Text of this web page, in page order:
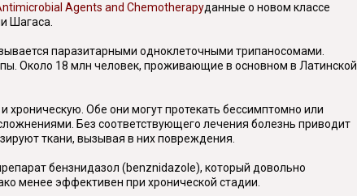
Agents and Chemotherapyданные о новом классе
Шагаса.
паразитарными одноклеточными трипаносомами.
Около 18 млн человек, проживающие в основном в Латинской
хроническую. Обе они могут протекать бессимптомно или
Без соответствующего лечения болезнь приводит
ткани, вызывая в них повреждения.
бензнидазол (benznidazole), который довольно
менее эффективен при хронической стадии.